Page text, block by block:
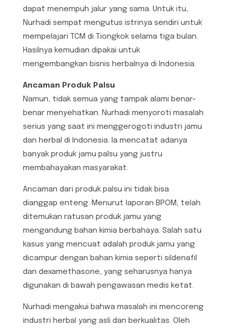
dapat menempuh jalur yang sama. Untuk itu,
Nurhadi sempat mengutus istrinya sendiri untuk
mempelajari TCM di Tiongkok selama tiga bulan.
Hasilnya kemudian dipakai untuk
mengembangkan bisnis herbalnya di Indonesia.
Ancaman Produk Palsu
Namun, tidak semua yang tampak alami benar-
benar menyehatkan. Nurhadi menyoroti masalah
serius yang saat ini menggerogoti industri jamu
dan herbal di Indonesia. Ia mencatat adanya
banyak produk jamu palsu yang justru
membahayakan masyarakat.
Ancaman dari produk palsu ini tidak bisa
dianggap enteng. Menurut laporan BPOM, telah
ditemukan ratusan produk jamu yang
mengandung bahan kimia berbahaya. Salah satu
kasus yang mencuat adalah produk jamu yang
dicampur dengan bahan kimia seperti sildenafil
dan dexamethasone, yang seharusnya hanya
digunakan di bawah pengawasan medis ketat.
Nurhadi mengakui bahwa masalah ini mencoreng
industri herbal yang asli dan berkualitas. Oleh